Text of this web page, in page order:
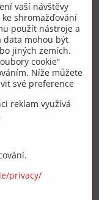
vaší návštěvy
shromažďování
použít nástroje a
data mohou být
jiných zemích.
cookie“
Níže můžete
své preference
reklam využívá
privacy/